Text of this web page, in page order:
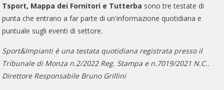
Tsport, Mappa dei Fornitori e Tutterba sono tre testate di
punta che entrano a far parte di un'informazione quotidiana e
puntuale sugli eventi di settore.
Sport&Impianti è una testata quotidiana registrata presso il
Tribunale di Monza n.2/2022 Reg. Stampa e n.7019/2021 N.C..
Direttore Responsabile Bruno Grillini